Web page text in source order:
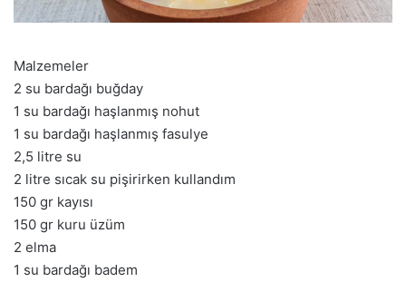
Malzemeler
2 su bardağı buğday
1 su bardağı haşlanmış nohut
1 su bardağı haşlanmış fasulye
2,5 litre su
2 litre sıcak su pişirirken kullandım
150 gr kayısı
150 gr kuru üzüm
2 elma
1 su bardağı badem